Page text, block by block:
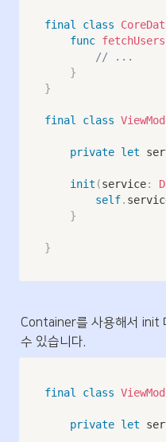
final class
func fetchUsers
// ...
}
}
final class
private let
init (service:
self.
}
}
Container를 사용해서 init
수 있습니다.
final class
private let